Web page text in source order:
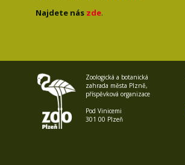
Najdete nás zde.
Zoologická a botanická
zahrada města Plzně,
příspěvková organizace
Pod Vinicemi
301 00 Plzeň